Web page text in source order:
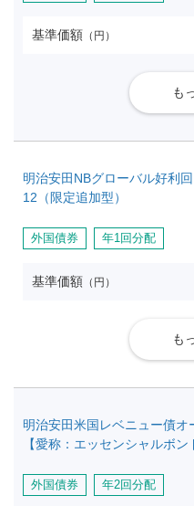
基準価額 （円）
も
明治安田NBグローバル好利
12（限定追加型）
外国債券 年1回分配
基準価額 （円）
も
明治安田米国レベニュー債オ
【愛称：エッセンシャルボン
外国債券 年2回分配